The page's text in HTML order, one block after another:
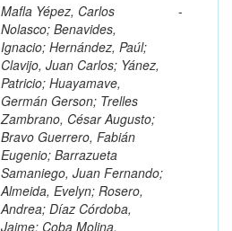
Mafla Yépez, Carlos
Nolasco; Benavides,
Ignacio; Hernández, Paúl;
Clavijo, Juan Carlos; Yánez,
Patricio; Huayamave,
Germán Gerson; Trelles
Zambrano, César Augusto;
Bravo Guerrero, Fabián
Eugenio; Barrazueta
Samaniego, Juan Fernando;
Almeida, Evelyn; Rosero,
Andrea; Díaz Córdoba,
Jaime; Coba Molina,
-